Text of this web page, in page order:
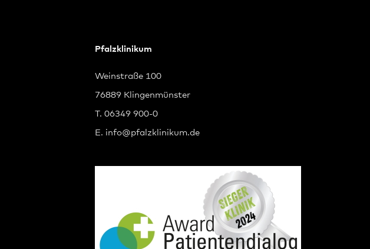
Pfalzklinikum
Weinstraße 100
76889 Klingenmünster
T. 06349 900-0
E. info@pfalzklinikum.de